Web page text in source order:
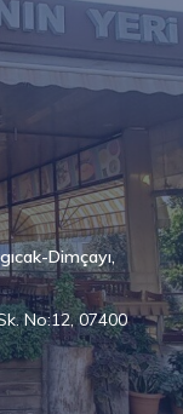
Dimçayı,
No:12, 07400